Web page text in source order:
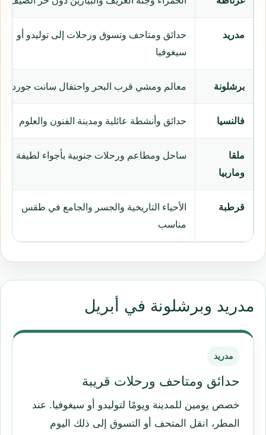
مدريد
حدائق ومتاحف وتسوق ورحلات إلى توليدو أو
سيغوفيا
برشلونة معالم ومشي قرب البحر واحتفال سانت جوردي
فالنسيا حدائق وأنشطة عائلية ومدينة الفنون والعلوم
ملقا
وماربيا
ساحل ومطاعم ورحلات جنوبية بأجواء لطيفة
قرطبة
الأحياء التاريخية والجسر والجامع في طقس
مناسب
مدريد وبرشلونة في أبريل
مدريد
حدائق ومتاحف ورحلات قريبة
خصص يومين للمدينة ويومًا لتوليدو أو سيغوفيا. عند
المطر، انقل المتحف أو التسوق إلى ذلك اليوم